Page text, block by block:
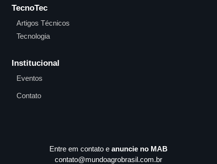
TecnoTec
Artigos Técnicos
Tecnologia
Institucional
Eventos
Contato
Entre em contato e anuncie no MAB
contato@mundoagrobrasil.com.br